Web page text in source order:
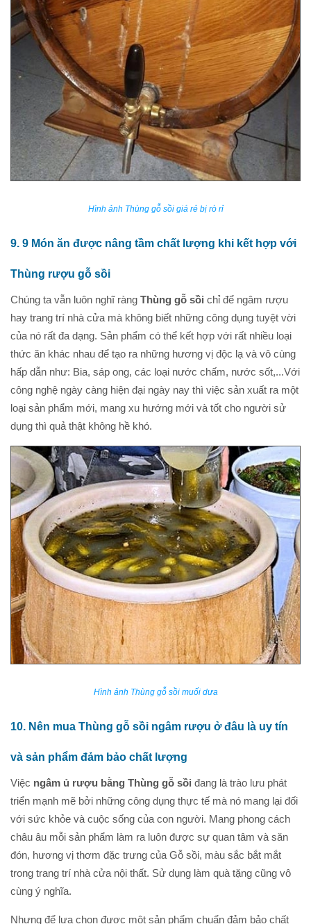
Hình ảnh Thùng gỗ sồi giá rẻ bị rò rỉ
9. 9 Món ăn được nâng tầm chất lượng khi kết hợp với
Thùng rượu gỗ sồi
Chúng ta vẫn luôn nghĩ ràng Thùng gỗ sồi chỉ để ngâm rượu
hay trang trí nhà cửa mà không biết những công dụng tuyệt vời
của nó rất đa dạng. Sản phẩm có thể kết hợp với rất nhiều loại
thức ăn khác nhau để tạo ra những hương vị độc lạ và vô cùng
hấp dẫn như: Bia, sáp ong, các loại nước chấm, nước sốt,...Với
công nghệ ngày càng hiện đại ngày nay thì việc sản xuất ra một
loại sản phẩm mới, mang xu hướng mới và tốt cho người sử
dụng thì quả thật không hề khó.
Hình ảnh Thùng gỗ sồi muối dưa
10. Nên mua Thùng gỗ sồi ngâm rượu ở đâu là uy tín
và sản phẩm đảm bảo chất lượng
Việc ngâm ủ rượu bằng Thùng gỗ sồi đang là trào lưu phát
triển mạnh mẽ bởi những công dụng thực tế mà nó mang lại đối
với sức khỏe và cuộc sống của con người. Mang phong cách
châu âu mỗi sản phẩm làm ra luôn được sự quan tâm và săn
đón, hương vị thơm đặc trưng của Gỗ sồi, màu sắc bắt mắt
trong trang trí nhà cửa nội thất. Sử dụng làm quà tặng cũng vô
cùng ý nghĩa.
Nhưng để lựa chọn được một sản phẩm chuẩn đảm bảo chất